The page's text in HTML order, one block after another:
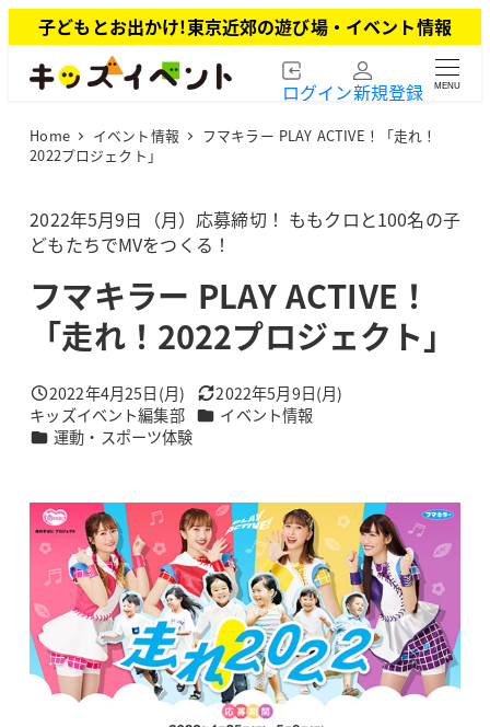
イ
子どもとお出かけ!東京近郊の遊び場・イベント情報
ログイン新規登録 MENU
Home イベント情報
フマキラー PLAY ACTIVE！「走れ！
2022プロジェクト」
2022年5月9日（月）応募締切！ ももクロと100名の子
どもたちでMVをつくる！
フマキラー PLAY ACTIVE！
「走れ！2022プロジェクト」
投稿日
2022年4月25日(月) 更新日
2022年5月9日(月)
著
者
キッズイベント編集部 カテゴリー
イベント情報
カテゴリー
運動・スポーツ体験